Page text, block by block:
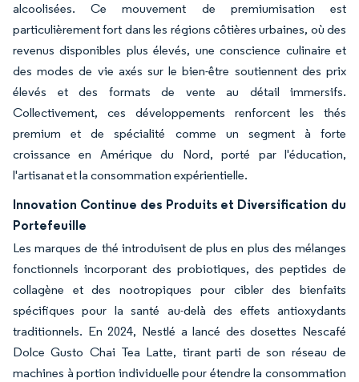
alcoolisées. Ce mouvement de premiumisation est
particulièrement fort dans les régions côtières urbaines, où des
revenus disponibles plus élevés, une conscience culinaire et
des modes de vie axés sur le bien-être soutiennent des prix
élevés et des formats de vente au détail immersifs.
Collectivement, ces développements renforcent les thés
premium et de spécialité comme un segment à forte
croissance en Amérique du Nord, porté par l'éducation,
l'artisanat et la consommation expérientielle.
Innovation Continue des Produits et Diversification du
Portefeuille
Les marques de thé introduisent de plus en plus des mélanges
fonctionnels incorporant des probiotiques, des peptides de
collagène et des nootropiques pour cibler des bienfaits
spécifiques pour la santé au-delà des effets antioxydants
traditionnels. En 2024, Nestlé a lancé des dosettes Nescafé
Dolce Gusto Chai Tea Latte, tirant parti de son réseau de
machines à portion individuelle pour étendre la consommation